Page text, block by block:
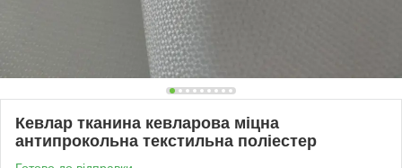
Кевлар тканина кевларова міцна
антипрокольна текстильна поліестер